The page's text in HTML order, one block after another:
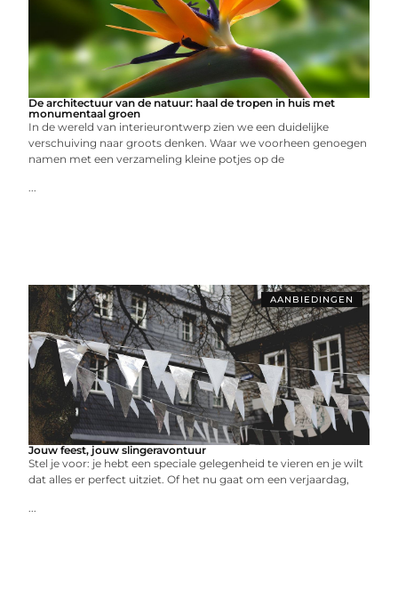
De architectuur van de natuur: haal de tropen in huis met
monumentaal groen
In de wereld van interieurontwerp zien we een duidelijke
verschuiving naar groots denken. Waar we voorheen genoegen
namen met een verzameling kleine potjes op de
...
AANBIEDINGEN
Jouw feest, jouw slingeravontuur
Stel je voor: je hebt een speciale gelegenheid te vieren en je wilt
dat alles er perfect uitziet. Of het nu gaat om een verjaardag,
...